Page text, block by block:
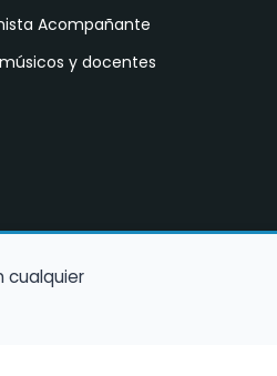
Acompañante
y docentes
cualquier